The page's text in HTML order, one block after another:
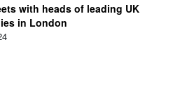
with heads of leading UK
in London